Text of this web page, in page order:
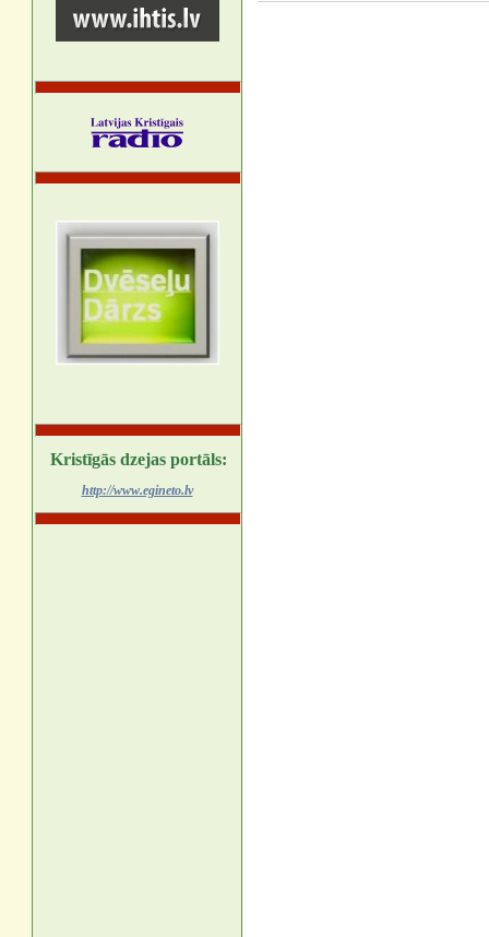
Kristīgās dzejas portāls:
http://www.egineto.lv